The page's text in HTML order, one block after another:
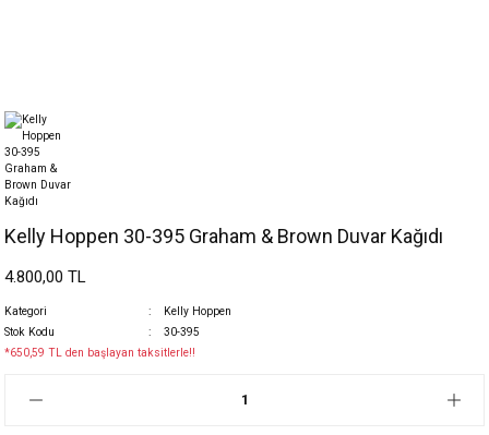
Kelly Hoppen 30-395 Graham & Brown Duvar Kağıdı
4.800,00 TL
Kategori
Kelly Hoppen
Stok Kodu
30-395
*650,59 TL den başlayan taksitlerle!!